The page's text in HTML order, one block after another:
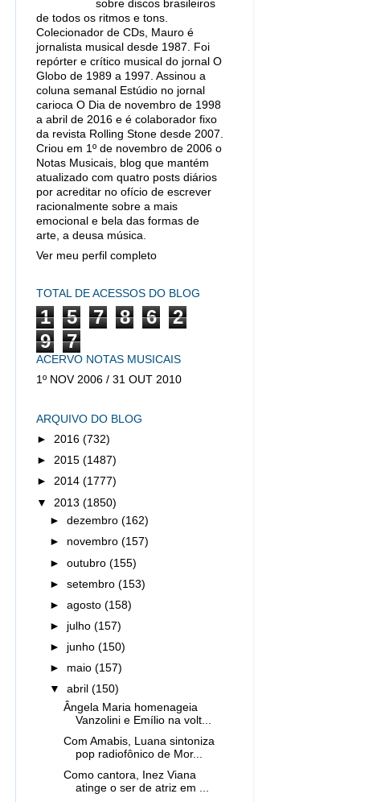
sobre discos brasileiros
de todos os ritmos e tons.
Colecionador de CDs, Mauro é
jornalista musical desde 1987. Foi
repórter e crítico musical do jornal O
Globo de 1989 a 1997. Assinou a
coluna semanal Estúdio no jornal
carioca O Dia de novembro de 1998
a abril de 2016 e é colaborador fixo
da revista Rolling Stone desde 2007.
Criou em 1º de novembro de 2006 o
Notas Musicais, blog que mantém
atualizado com quatro posts diários
por acreditar no ofício de escrever
racionalmente sobre a mais
emocional e bela das formas de
arte, a deusa música.
Ver meu perfil completo
TOTAL DE ACESSOS DO BLOG
1 5 7 8 6
2
9
7
ACERVO NOTAS MUSICAIS
1º NOV 2006 / 31 OUT 2010
ARQUIVO DO BLOG
► 2016 (732)
► 2015 (1487)
► 2014 (1777)
▼ 2013 (1850)
►dezembro(162)
► novembro(157)
►outubro(155)
►setembro(153)
►agosto(158)
► julho(157)
► junho(150)
► maio(157)
▼abril(150)
Ângela Maria homenageia
Vanzolini e Emílio na volt...
Com Amabis, Luana sintoniza
pop radiofônico de Mor...
Como cantora, Inez Viana
atinge o ser de atriz em ...